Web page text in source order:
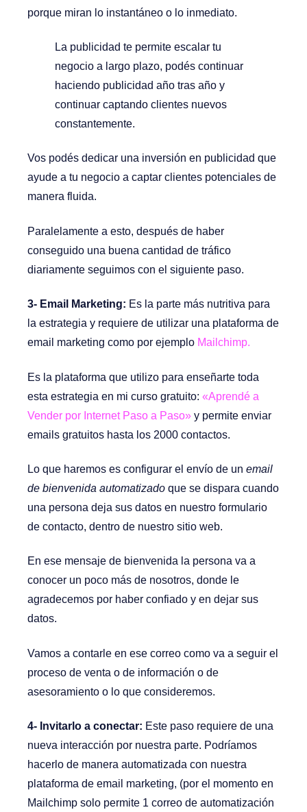
porque miran lo instantáneo o lo inmediato.
La publicidad te permite escalar tu
negocio a largo plazo, podés continuar
haciendo publicidad año tras año y
continuar captando clientes nuevos
constantemente.
Vos podés dedicar una inversión en publicidad que
ayude a tu negocio a captar clientes potenciales de
manera fluida.
Paralelamente a esto, después de haber
conseguido una buena cantidad de tráfico
diariamente seguimos con el siguiente paso.
3- Email Marketing: Es la parte más nutritiva para
la estrategia y requiere de utilizar una plataforma de
email marketing como por ejemplo Mailchimp.
Es la plataforma que utilizo para enseñarte toda
esta estrategia en mi curso gratuito: «Aprendé a
Vender por Internet Paso a Paso» y permite enviar
emails gratuitos hasta los 2000 contactos.
Lo que haremos es configurar el envío de un email
de bienvenida automatizado que se dispara cuando
una persona deja sus datos en nuestro formulario
de contacto, dentro de nuestro sitio web.
En ese mensaje de bienvenida la persona va a
conocer un poco más de nosotros, donde le
agradecemos por haber confiado y en dejar sus
datos.
Vamos a contarle en ese correo como va a seguir el
proceso de venta o de información o de
asesoramiento o lo que consideremos.
4- Invitarlo a conectar: Este paso requiere de una
nueva interacción por nuestra parte. Podríamos
hacerlo de manera automatizada con nuestra
plataforma de email marketing, (por el momento en
Mailchimp solo permite 1 correo de automatización